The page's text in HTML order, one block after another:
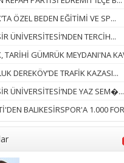
ÖZEL BEDEN EĞİTİMİ VE SP...
ÜNİVERSİTESİ’NDEN TERCİH...
TARİHİ GÜMRÜK MEYDANI'NA
DEREKÖY’DE TRAFİK KAZASI...
ÜNİVERSİTESİ’NDE YAZ SEM�...
BALIKESİRSPOR'A 1.000
ÖZLERKEN…”
Fatma Aker
“Ne çok şey oldu
28/01/2024
“AKIL GÖZÜ”